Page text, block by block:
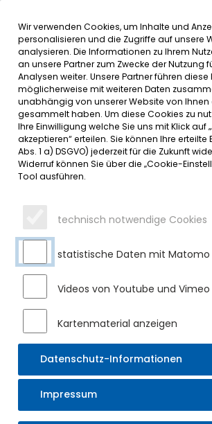
SERVICE
DATUMSMENÜ
JAHR WÄHLEN
MONAT WÄHLEN
Wir verwenden Cookies, um Inhalte und
personalisieren und die Zugriffe auf unsere
analysieren. Die Informationen zu Ihrem
an unsere Partner zum Zwecke der Nutzung
Analysen weiter. Unsere Partner führen
möglicherweise mit weiteren Daten
unabhängig von unserer Website von
gesammelt haben. Um diese Cookies zu
Ihre Einwilligung welche Sie uns mit Klick auf
akzeptieren“ erteilen. Sie können Ihre erteilte
Abs. 1 a) DSGVO) jederzeit für die Zukunft
Widerruf können Sie über die „Cookie-
Tool ausführen.
technisch notwendige Cookies
statistische Daten mit Matomo
Videos von Youtube und
Kartenmaterial anzeigen
Datenschutz-Informationen
Impressum